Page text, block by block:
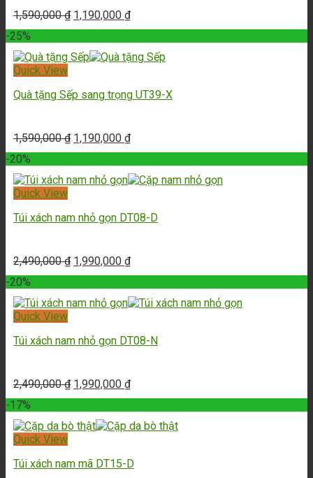
1,590,000₫ 1,190,000 ₫
-25%
Quick View
Quà tặng Sếp sang trọng UT39-X
1,590,000₫ 1,190,000 ₫
-20%
Quick View
Túi xách nam nhỏ gọn DT08-D
2,490,000₫ 1,990,000 ₫
-20%
Quick View
Túi xách nam nhỏ gọn DT08-N
2,490,000₫ 1,990,000 ₫
-17%
Quick View
Túi xách nam mã DT15-D